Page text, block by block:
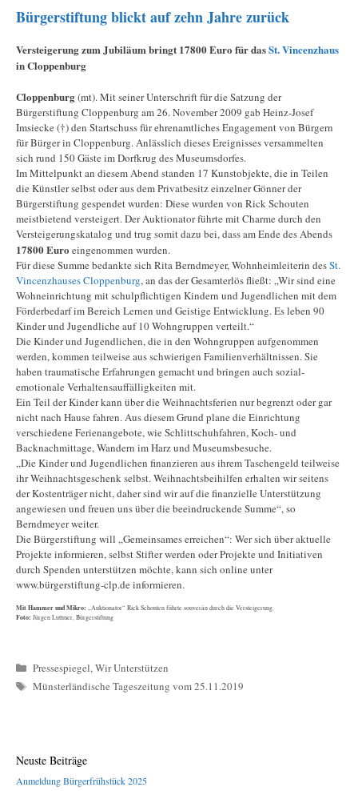
Bürgerstiftung blickt auf zehn Jahre zurück
Versteigerung zum Jubiläum bringt 17800 Euro für dasSt. Vincenzhaus
in Cloppenburg
Cloppenburg(mt). Mit seiner Unterschrift für die Satzung der
Bürgerstiftung Cloppenburg am 26. November 2009 gab Heinz-Josef
Imsiecke (†) den Startschuss für ehrenamtliches Engagement von Bürgern
für Bürger in Cloppenburg. Anlässlich dieses Ereignisses versammelten
sich rund 150 Gäste im Dorfkrug des Museumsdorfes.
Im Mittelpunkt an diesem Abend standen 17 Kunstobjekte, die in Teilen
die Künstler selbst oder aus dem Privatbesitz einzelner Gönner der
Bürgerstiftung gespendet wurden: Diese wurden von Rick Schouten
meistbietend versteigert. Der Auktionator führte mit Charme durch den
Versteigerungskatalog und trug somit dazu bei, dass am Ende des Abends
17800 Euro eingenommen wurden.
Für diese Summe bedankte sich Rita Berndmeyer, Wohnheimleiterin desSt.
Vincenzhauses Cloppenburg, an das der Gesamterlös fließt: „Wir sind eine
Wohneinrichtung mit schulpflichtigen Kindern und Jugendlichen mit dem
Förderbedarf im Bereich Lernen und Geistige Entwicklung. Es leben 90
Kinder und Jugendliche auf 10 Wohngruppen verteilt.“
Die Kinder und Jugendlichen, die in den Wohngruppen aufgenommen
werden, kommen teilweise aus schwierigen Familienverhältnissen. Sie
haben traumatische Erfahrungen gemacht und bringen auch sozial-
emotionale Verhaltensauffälligkeiten mit.
Ein Teil der Kinder kann über die Weihnachtsferien nur begrenzt oder gar
nicht nach Hause fahren. Aus diesem Grund plane die Einrichtung
verschiedene Ferienangebote, wie Schlittschuhfahren, Koch- und
Backnachmittage, Wandern im Harz und Museumsbesuche.
„Die Kinder und Jugendlichen finanzieren aus ihrem Taschengeld teilweise
ihr Weihnachtsgeschenk selbst. Weihnachtsbeihilfen erhalten wir seitens
der Kostenträger nicht, daher sind wir auf die finanzielle Unterstützung
angewiesen und freuen uns über die beeindruckende Summe“, so
Berndmeyer weiter.
Die Bürgerstiftung will „Gemeinsames erreichen“: Wer sich über aktuelle
Projekte informieren, selbst Stifter werden oder Projekte und Initiativen
durch Spenden unterstützen möchte, kann sich online unter
www.bürgerstiftung-clp.de informieren.
Mit Hammer und Mikro: „Auktionator“ Rick Schouten führte souverän durch die Versteigerung.
Foto: Jürgen Luttmer, Bürgerstiftung
Kategorien
Pressespiegel,Wir Unterstützen
Schlagwörter
Münsterländische Tageszeitung vom 25.11.2019
Neuste Beiträge
Anmeldung Bürgerfrühstück 2025